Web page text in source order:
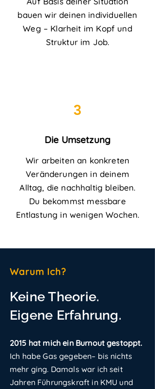
bauen wir deinen individuellen
Weg – Klarheit im Kopf und
Struktur im Job.
3
Die Umsetzung
Wir arbeiten an konkreten
Veränderungen in deinem
Alltag, die nachhaltig bleiben.
Du bekommst messbare
Entlastung in wenigen Wochen.
Warum Ich?
Keine Theorie.
Eigene Erfahrung.
2015 hat mich ein Burnout gestoppt.
Ich habe Gas gegeben– bis nichts
mehr ging. Damals war ich seit
Jahren Führungskraft in KMU und